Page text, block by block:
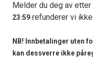
Melder du deg av etter
23:59 refunderer vi
NB! Innbetalinger uten
kan dessverre ikke